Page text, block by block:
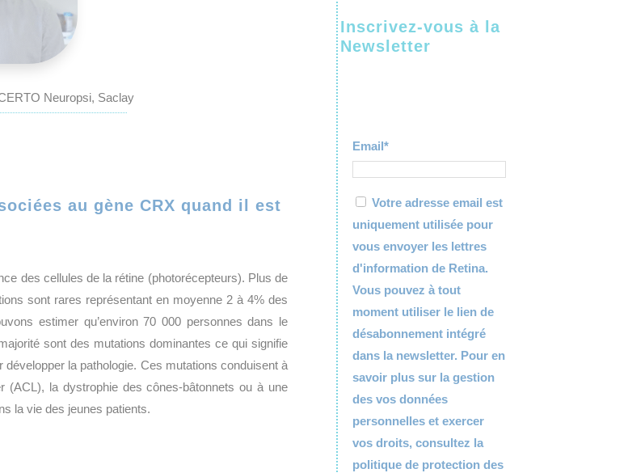
Neuropsi, Saclay
au gène CRX quand il est
des cellules de la rétine (photorécepteurs). Plus de
sont rares représentant en moyenne 2 à 4% des
estimer qu’environ 70 000 personnes dans le
sont des mutations dominantes ce qui signifie
la pathologie. Ces mutations conduisent à
(ACL), la dystrophie des cônes-bâtonnets ou à une
la vie des jeunes patients.
Inscrivez-vous à la
Newsletter
Email*
Votre adresse email est
uniquement utilisée pour
vous envoyer les lettres
d'information de Retina.
Vous pouvez à tout
moment utiliser le lien de
désabonnement intégré
dans la newsletter. Pour en
savoir plus sur la gestion
des vos données
personnelles et exercer
vos droits, consultez la
politique de protection des